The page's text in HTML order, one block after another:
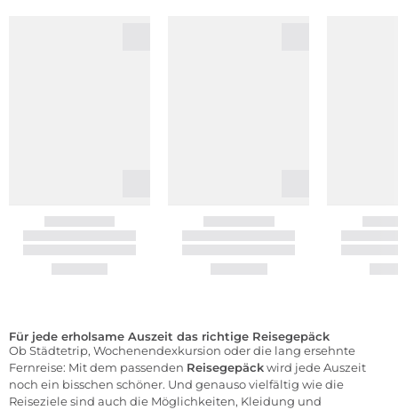
Für jede erholsame Auszeit das richtige Reisegepäck
Ob Städtetrip, Wochenendexkursion oder die lang ersehnte
Fernreise: Mit dem passenden Reisegepäckwird jede Auszeit
noch ein bisschen schöner. Und genauso vielfältig wie die
Reiseziele sind auch die Möglichkeiten, Kleidung und